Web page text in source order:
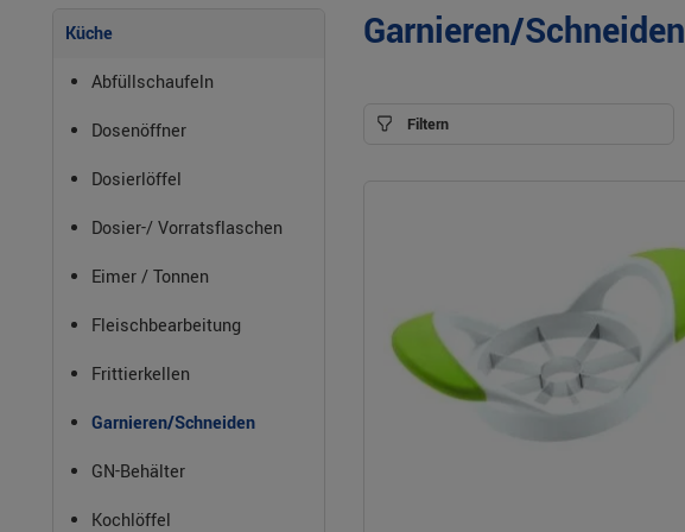
Küche
Abfüllschaufeln
Dosenöffner
Dosierlöffel
Dosier-/ Vorratsflaschen
Eimer / Tonnen
Fleischbearbeitung
Frittierkellen
Garnieren/Schneiden
GN-Behälter
Kochlöffel
Garnieren/Schneiden
Filtern